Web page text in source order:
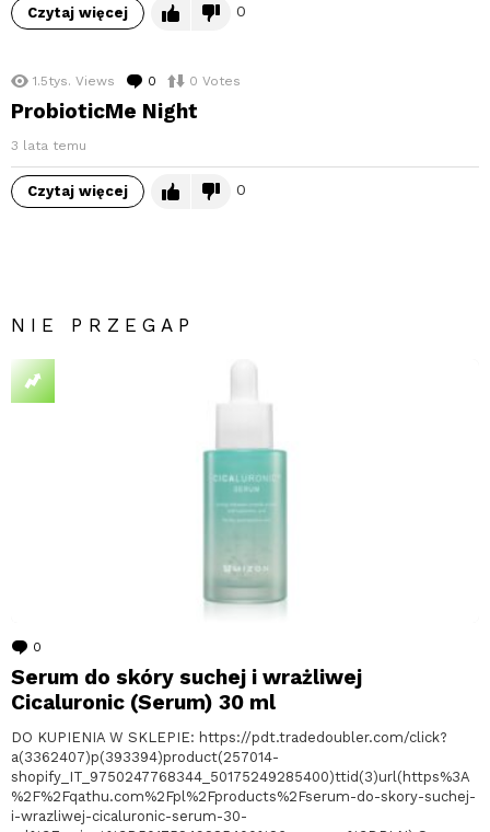
Czytaj więcej 0
1.5tys. Views 0 komentarzy
0 Votes
ProbioticMe Night
3 lata temu
Czytaj więcej 0
NIE PRZEGAP
0
Serum do skóry suchej i wrażliwej
Cicaluronic (Serum) 30 ml
DO KUPIENIA W SKLEPIE: https://pdt.tradedoubler.com/click?
a(3362407)p(393394)product(257014-
shopify_IT_9750247768344_50175249285400)ttid(3)url(https%3A
%2F%2Fqathu.com%2Fpl%2Fproducts%2Fserum-do-skory-suchej-
i-wrazliwej-cicaluronic-serum-30-